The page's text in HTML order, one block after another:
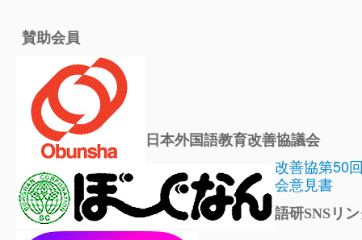
賛助会員
日本外国語教育改善協議会
改善協第50
会意見書
語研SNSリ